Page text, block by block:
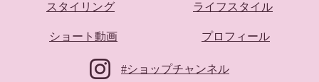
スタイリング ライフスタイル
ショート動画 プロフィール
#ショップチャンネル